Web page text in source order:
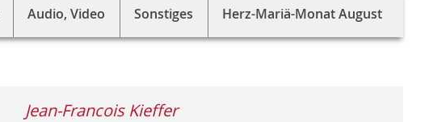
Audio, Video Sonstiges Herz-Mariä-Monat August
Jean-Francois Kieffer